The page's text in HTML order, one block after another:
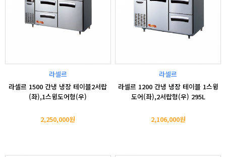
라셀르
라셀르 1500 간냉 냉장 테이블2서랍
(좌),1스윙도어형(우)
2,250,000원
라셀르
라셀르 1200 간냉 냉장 테이블 1스윙
도어(좌),2서랍형(우) 295L
2,106,000원